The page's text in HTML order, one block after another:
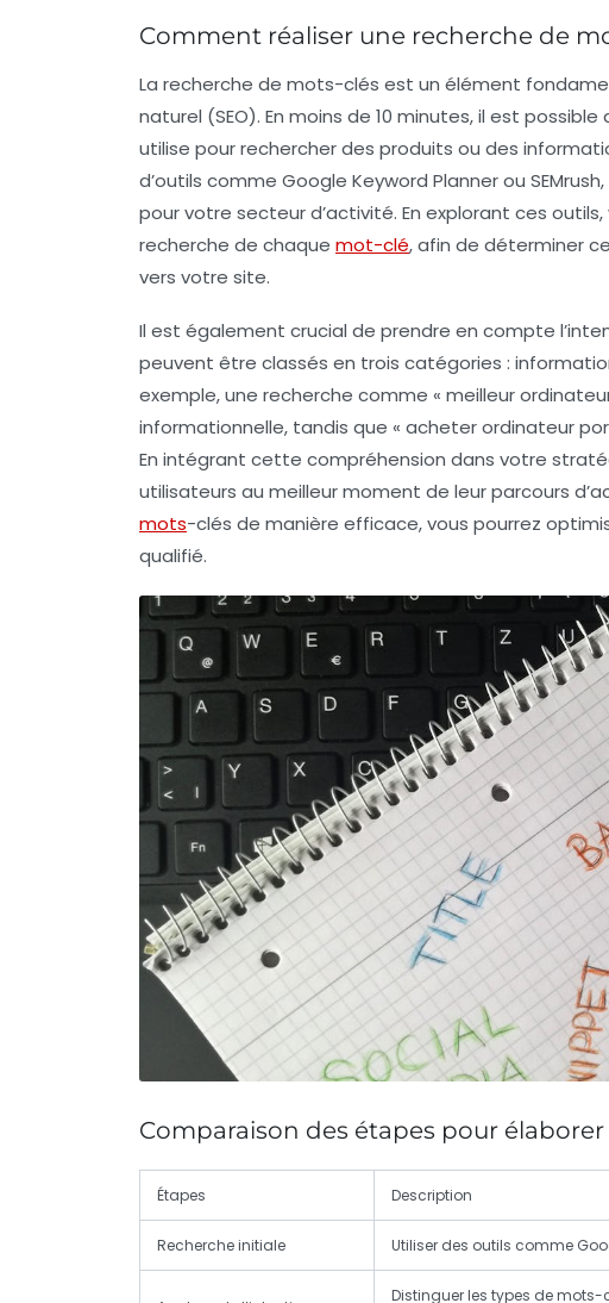
Comment réaliser une recherche de
La recherche de mots-clés est un élément
naturel (SEO). En moins de 10 minutes, il est
utilise pour rechercher des produits ou des
d’outils comme Google Keyword Planner ou
pour votre secteur d’activité. En explorant ces
recherche de chaque mot-clé, afin de déterminer
vers votre site.
Il est également crucial de prendre en compte l’
peuvent être classés en trois catégories :
exemple, une recherche comme « meilleur
informationnelle, tandis que « acheter ordinateur
En intégrant cette compréhension dans votre
utilisateurs au meilleur moment de leur parcours
mots-clés de manière efficace, vous pourrez
qualifié.
Comparaison des étapes pour
Étapes Description
Recherche initiale Utiliser des outils comme
Distinguer les types de mots-